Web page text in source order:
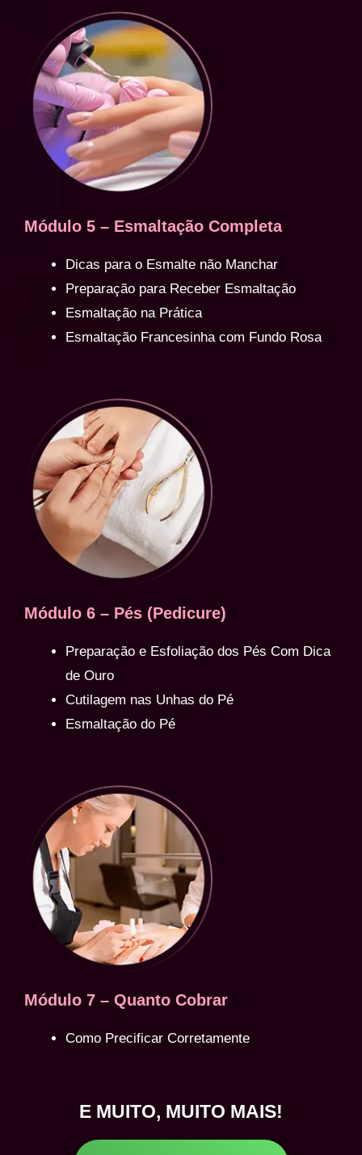
Módulo 5 – Esmaltação Completa
Dicas para o Esmalte não Manchar
Preparação para Receber Esmaltação
Esmaltação na Prática
Esmaltação Francesinha com Fundo Rosa
Módulo 6 – Pés (Pedicure)
Preparação e Esfoliação dos Pés Com Dica
de Ouro
Cutilagem nas Unhas do Pé
Esmaltação do Pé
Módulo 7 – Quanto Cobrar
Como Precificar Corretamente
E MUITO, MUITO MAIS!